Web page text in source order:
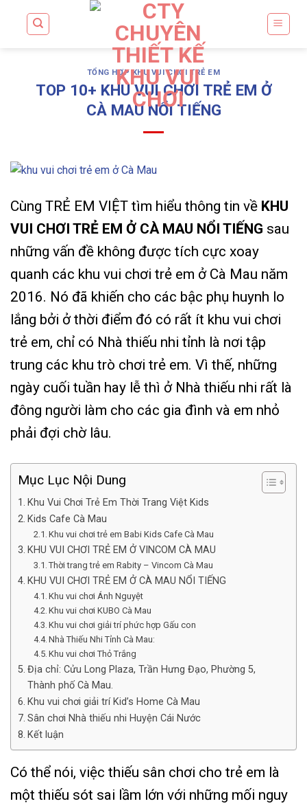
TỔNG HỢP KHU VUI CHƠI TRẺ EM
TOP 10+ KHU VUI CHƠI TRẺ EM Ở
CÀ MAU NỔI TIẾNG
Cùng TRẺ EM VIỆT tìm hiểu thông tin về KHU
VUI CHƠI TRẺ EM Ở CÀ MAU NỔI TIẾNG sau
những vấn đề không được tích cực xoay
quanh các khu vui chơi trẻ em ở Cà Mau năm
2016. Nó đã khiến cho các bậc phụ huynh lo
lắng bởi ở thời điểm đó có rất ít khu vui chơi
trẻ em, chỉ có Nhà thiếu nhi tỉnh là nơi tập
trung các khu trò chơi trẻ em. Vì thế, những
ngày cuối tuần hay lễ thì ở Nhà thiếu nhi rất là
đông người làm cho các gia đình và em nhỏ
phải đợi chờ lâu.
Mục Lục Nội Dung
Khu Vui Chơi Trẻ Em Thời Trang Việt Kids
Kids Cafe Cà Mau
Khu vui chơi trẻ em Babi Kids Cafe Cà Mau
KHU VUI CHƠI TRẺ EM Ở VINCOM CÀ MAU
Thời trang trẻ em Rabity – Vincom Cà Mau
KHU VUI CHƠI TRẺ EM Ở CÀ MAU NỔI TIẾNG
Khu vui chơi Ánh Nguyệt
Khu vui chơi KUBO Cà Mau
Khu vui chơi giải trí phức hợp Gấu con
Nhà Thiếu Nhi Tỉnh Cà Mau:
Khu vui chơi Thỏ Trắng
Địa chỉ: Cửu Long Plaza, Trần Hưng Đạo, Phường 5,
Thành phố Cà Mau.
Khu vui chơi giải trí Kid’s Home Cà Mau
Sân chơi Nhà thiếu nhi Huyện Cái Nước
Kết luận
Có thể nói, việc thiếu sân chơi cho trẻ em là
một thiếu sót sai lầm lớn với những mối nguy